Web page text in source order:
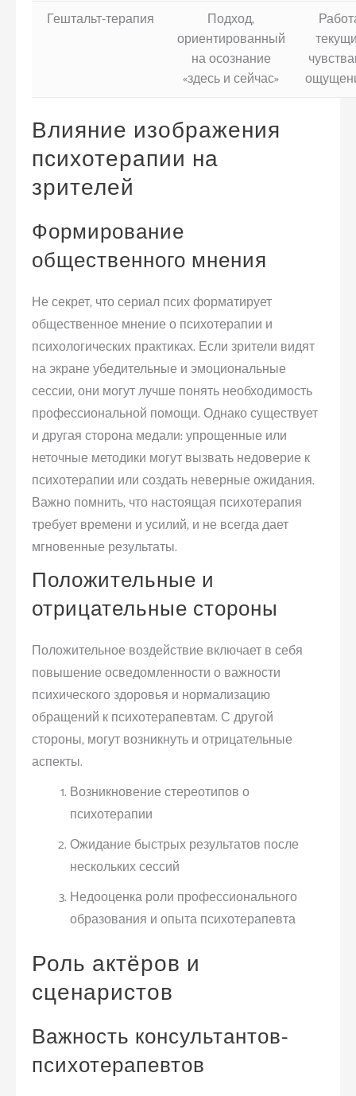
Гештальт-терапия
Подход,
ориентированный
на осознание
«здесь и сейчас»
Влияние изображения
психотерапии на
зрителей
Формирование
общественного мнения
Не секрет, что сериал псих форматирует
общественное мнение о психотерапии и
психологических практиках. Если зрители видят
на экране убедительные и эмоциональные
сессии, они могут лучше понять необходимость
профессиональной помощи. Однако существует
и другая сторона медали: упрощенные или
неточные методики могут вызвать недоверие к
психотерапии или создать неверные ожидания.
Важно помнить, что настоящая психотерапия
требует времени и усилий, и не всегда дает
мгновенные результаты.
Положительные и
отрицательные стороны
Положительное воздействие включает в себя
повышение осведомленности о важности
психического здоровья и нормализацию
обращений к психотерапевтам. С другой
стороны, могут возникнуть и отрицательные
аспекты.
Возникновение стереотипов о
психотерапии
Ожидание быстрых результатов после
нескольких сессий
Недооценка роли профессионального
образования и опыта психотерапевта
Роль актёров и
сценаристов
Важность консультантов-
психотерапевтов